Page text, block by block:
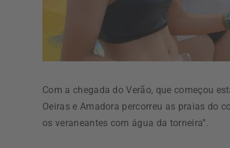
Com a chegada do Verão, que começou
Oeiras e Amadora percorreu as praias do
os veraneantes com água da torneira”.